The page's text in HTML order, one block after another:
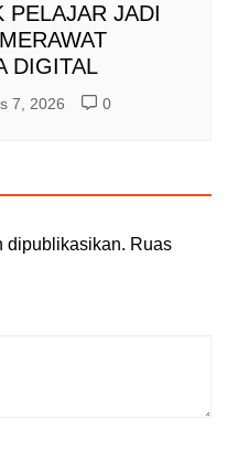
PELAJAR JADI
DIGITAL
7, 2026 0
dipublikasikan. Ruas